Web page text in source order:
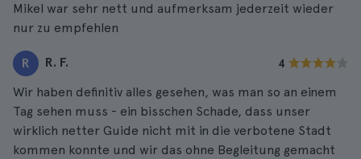
Mikel war sehr nett und aufmerksam jederzeit wieder
nur zu empfehlen
R R. F. 4
Wir haben definitiv alles gesehen, was man so an einem
Tag sehen muss - ein bisschen Schade, dass unser
wirklich netter Guide nicht mit in die verbotene Stadt
kommen konnte und wir das ohne Begleitung gemacht